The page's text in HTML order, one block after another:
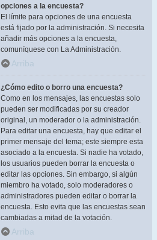
opciones a la encuesta?
El límite para opciones de una encuesta
está fijado por la administración. Si necesita
añadir más opciones a la encuesta,
comuníquese con La Administración.
Arriba
¿Cómo edito o borro una encuesta?
Como en los mensajes, las encuestas solo
pueden ser modificadas por su creador
original, un moderador o la administración.
Para editar una encuesta, hay que editar el
primer mensaje del tema; este siempre esta
asociado a la encuesta. Si nadie ha votado,
los usuarios pueden borrar la encuesta o
editar las opciones. Sin embargo, si algún
miembro ha votado, solo moderadores o
administradores pueden editar o borrar la
encuesta. Esto evita que las encuestas sean
cambiadas a mitad de la votación.
Arriba